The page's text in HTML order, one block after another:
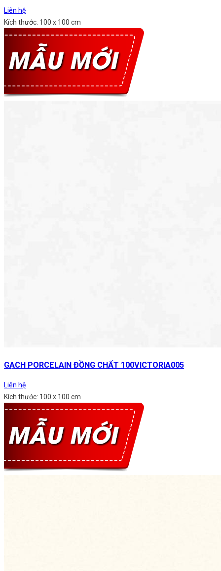
Liên hệ
Kích thước: 100 x 100 cm
GẠCH PORCELAIN ĐỒNG CHẤT 100VICTORIA005
Liên hệ
Kích thước: 100 x 100 cm